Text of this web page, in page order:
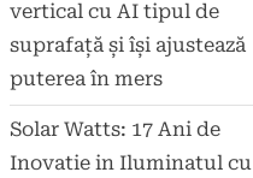
vertical cu AI tipul de
suprafață și își ajustează
puterea în mers
Solar Watts: 17 Ani de
Inovatie in Iluminatul cu